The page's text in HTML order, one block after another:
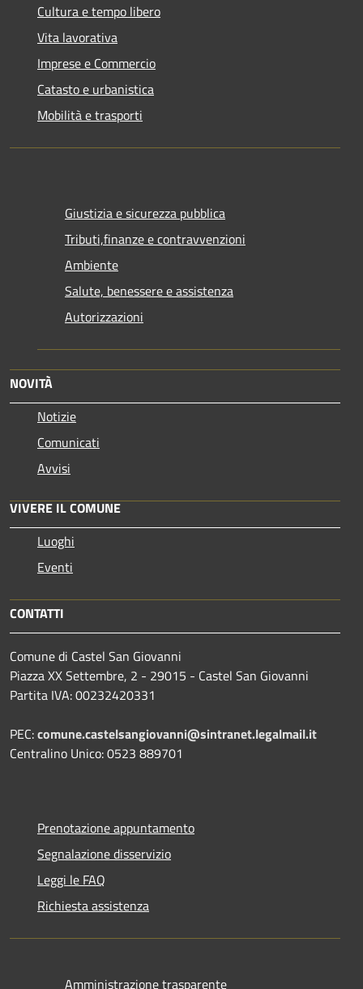
Cultura e tempo libero
Vita lavorativa
Imprese e Commercio
Catasto e urbanistica
Mobilità e trasporti
Giustizia e sicurezza pubblica
Tributi,finanze e contravvenzioni
Ambiente
Salute, benessere e assistenza
Autorizzazioni
NOVITÀ
Notizie
Comunicati
Avvisi
VIVERE IL COMUNE
Luoghi
Eventi
CONTATTI
Comune di Castel San Giovanni
Piazza XX Settembre, 2 - 29015 - Castel San Giovanni
Partita IVA: 00232420331
PEC:comune.castelsangiovanni@sintranet.legalmail.it
Centralino Unico: 0523 889701
Prenotazione appuntamento
Segnalazione disservizio
Leggi le FAQ
Richiesta assistenza
Amministrazione trasparente